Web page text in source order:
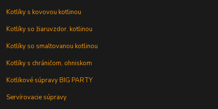
Kotlíky s kovovou kotlinou
Kotlíky so žiaruvzdor. kotlinou
Kotlíky so smaltovanou kotlinou
Kotlíky s chráničom, ohniskom
Kotlíkové súpravy BIG PARTY
Servírovacie súpravy